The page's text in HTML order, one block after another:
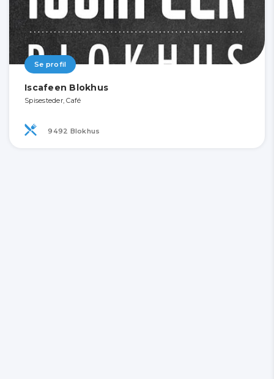
Se profil
Iscafeen Blokhus
Spisesteder, Café
9492 Blokhus